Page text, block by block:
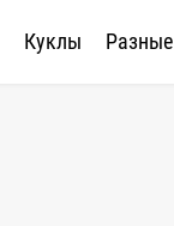
Куклы Разные